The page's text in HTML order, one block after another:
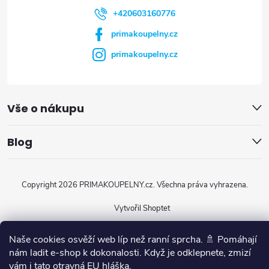
Naše cookies osvěží web líp než ranní sprcha. 🚿 Pomáhají
nám ladit e-shop k dokonalosti. Když je odklepnete, zmizí
vám i tato otravná EU hláška.
+420603160776
primakoupelny.cz
primakoupelny.cz
Vše o nákupu
Blog
Vytvořil Shoptet
Copyright 2026 PRIMAKOUPELNY.cz. Všechna práva vyhrazena.